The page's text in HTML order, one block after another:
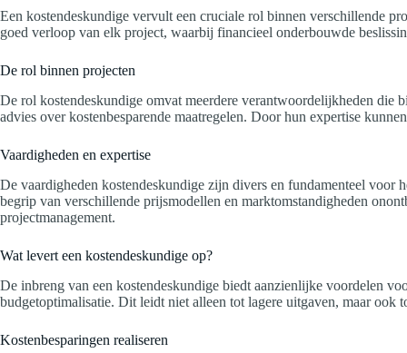
Een kostendeskundige vervult een cruciale rol binnen verschillende
goed verloop van elk project, waarbij financieel onderbouwde
De rol binnen projecten
De rol kostendeskundige omvat meerdere verantwoordelijkheden die
advies over kostenbesparende maatregelen. Door hun expertise
Vaardigheden en expertise
De vaardigheden kostendeskundige zijn divers en fundamenteel voor
begrip van verschillende prijsmodellen en marktomstandigheden
projectmanagement.
Wat levert een kostendeskundige op?
De inbreng van een kostendeskundige biedt aanzienlijke voordelen
budgetoptimalisatie. Dit leidt niet alleen tot lagere uitgaven, maar
Kostenbesparingen realiseren